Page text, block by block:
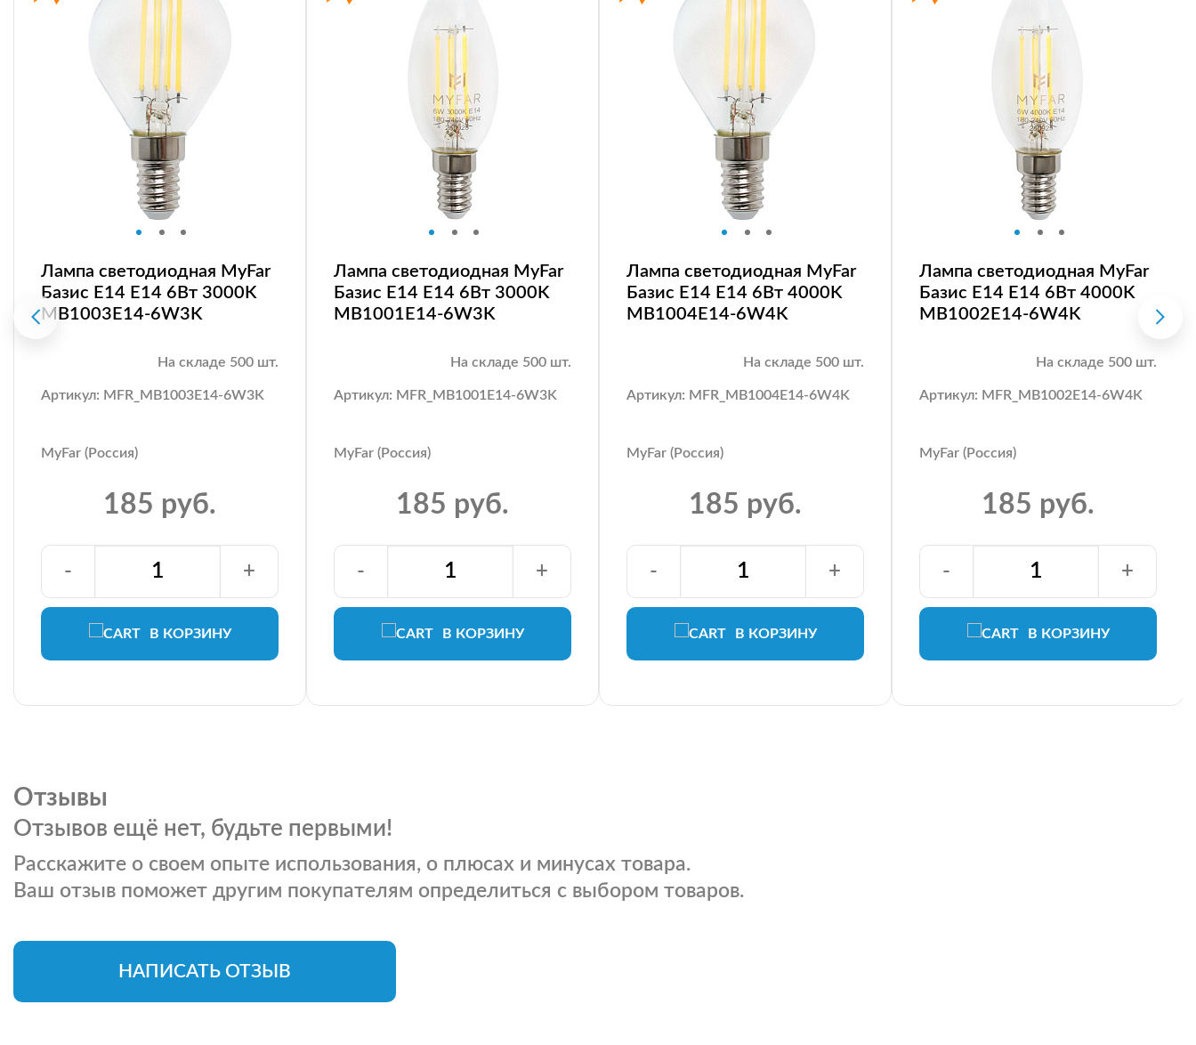
Лампа светодиодная MyFar
Базис E14 E14 6Вт 3000K
MB1003E14-6W3K
На складе 500 шт.
Артикул: MFR_MB1003E14-6W3K
MyFar (Россия)
185 руб.
В КОРЗИНУ
- +
Лампа светодиодная MyFar
Базис E14 E14 6Вт 3000K
MB1001E14-6W3K
На складе 500 шт.
Артикул: MFR_MB1001E14-6W3K
MyFar (Россия)
185 руб.
В КОРЗИНУ
- +
Лампа светодиодная MyFar
Базис E14 E14 6Вт 4000K
MB1004E14-6W4K
На складе 500 шт.
Артикул: MFR_MB1004E14-6W4K
MyFar (Россия)
185 руб.
В КОРЗИНУ
- +
Лампа светодиодная MyFar
Базис E14 E14 6Вт 4000K
MB1002E14-6W4K
На складе 500 шт.
Артикул: MFR_MB1002E14-6W4K
MyFar (Россия)
185 руб.
В КОРЗИНУ
- +
Отзывы
Отзывов ещё нет, будьте первыми!
Расскажите о своем опыте использования, о плюсах и минусах товара.
Ваш отзыв поможет другим покупателям определиться с выбором товаров.
НАПИСАТЬ ОТЗЫВ